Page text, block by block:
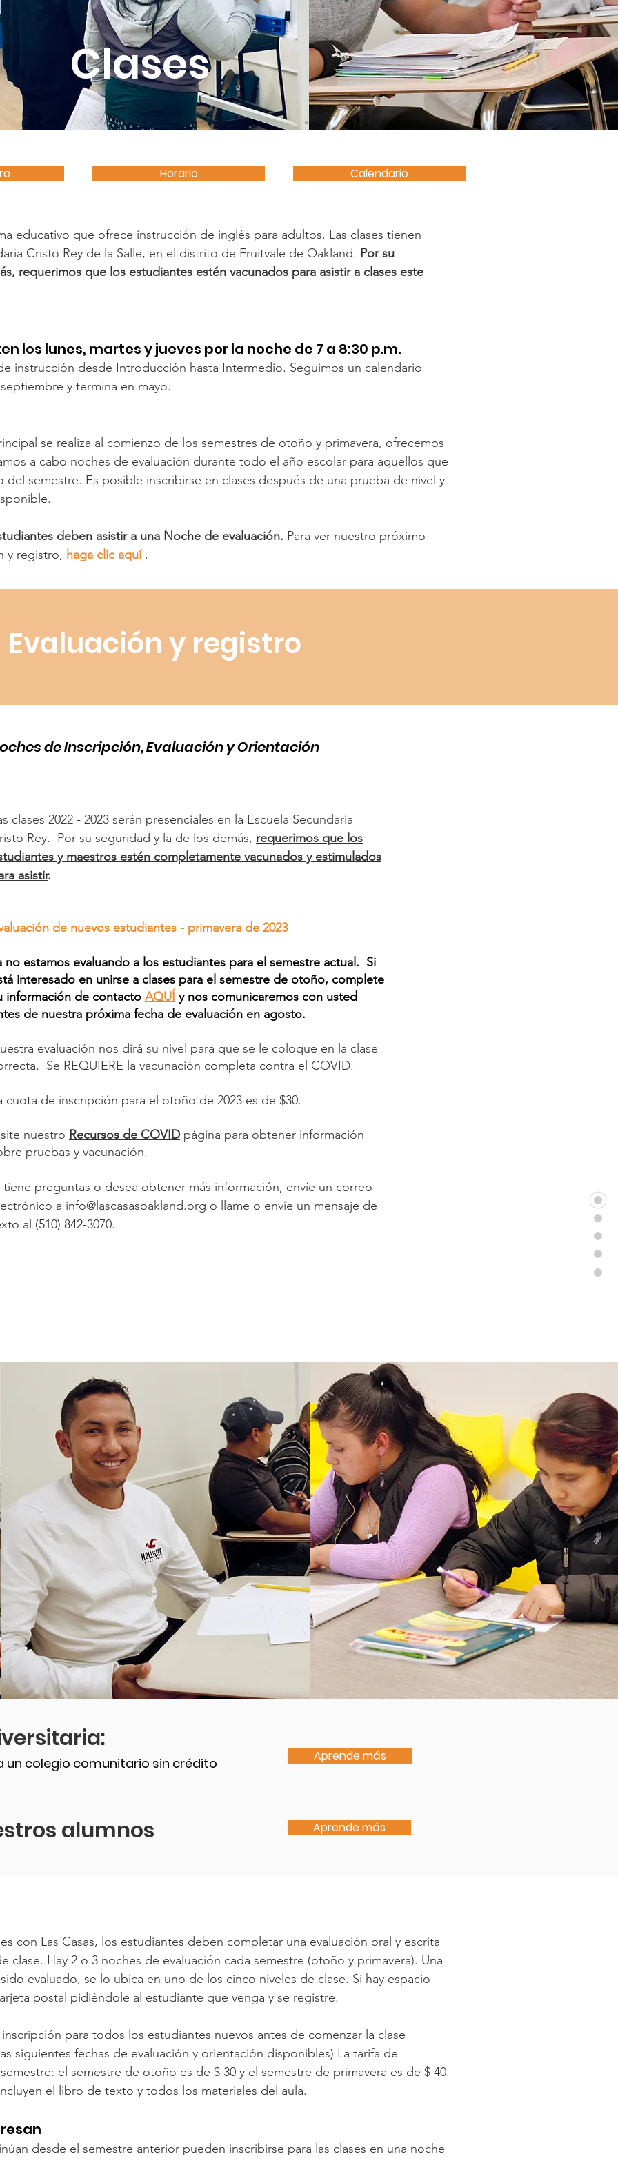
Horario Calendario
educativo que ofrece instrucción de inglés para adultos. Las clases tienen
Cristo Rey de la Salle, en el distrito de Fruitvale de Oakland. Por su
requerimos que los estudiantes estén vacunados para asistir a clases este
los lunes, martes y jueves por la noche de 7 a 8:30 p.m.
instrucción desde Introducción hasta Intermedio. Seguimos un calendario
y termina en mayo.
se realiza al comienzo de los semestres de otoño y primavera, ofrecemos
a cabo noches de evaluación durante todo el año escolar para aquellos que
del semestre. Es posible inscribirse en clases después de una prueba de nivel y
deben asistir a una Noche de evaluación. Para ver nuestro próximo
y registro, haga clic aquí.
Clases
Evaluación y registro
de Inscripción, Evaluación y Orientación
clases 2022 - 2023 serán presenciales en la Escuela Secundaria
Rey. Por su seguridad y la de los demás, requerimos que los
y maestros estén completamente vacunados y estimulados
asistir.
de nuevos estudiantes - primavera de 2023
no estamos evaluando a los estudiantes para el semestre actual. Si
interesado en unirse a clases para el semestre de otoño, complete
información de contacto AQUÍ y nos comunicaremos con usted
de nuestra próxima fecha de evaluación en agosto.
evaluación nos dirá su nivel para que se le coloque en la clase
Se REQUIERE la vacunación completa contra el COVID.
cuota de inscripción para el otoño de 2023 es de $30.
nuestro Recursos de COVID página para obtener información
pruebas y vacunación.​
tiene preguntas o desea obtener más información, envíe un correo
a info@lascasasoakland.org o llame o envíe un mensaje de
al (510) 842-3070.
un colegio comunitario sin crédito Aprende más
alumnos Aprende más
con Las Casas, los estudiantes deben completar una evaluación oral y escrita
clase. Hay 2 o 3 noches de evaluación cada semestre (otoño y primavera). Una
evaluado, se lo ubica en uno de los cinco niveles de clase. Si hay espacio
postal pidiéndole al estudiante que venga y se registre.
para todos los estudiantes nuevos antes de comenzar la clase
siguientes fechas de evaluación y orientación disponibles) La tarifa de
el semestre de otoño es de $ 30 y el semestre de primavera es de $ 40.
el libro de texto y todos los materiales del aula.
desde el semestre anterior pueden inscribirse para las clases en una noche